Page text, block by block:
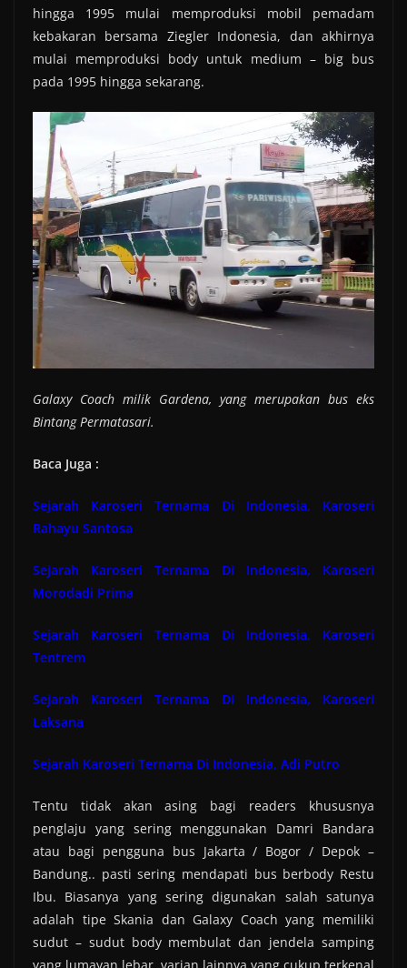
hingga 1995 mulai memproduksi mobil pemadam
kebakaran bersama Ziegler Indonesia, dan akhirnya
mulai memproduksi body untuk medium – big bus
pada 1995 hingga sekarang.
Galaxy Coach milik Gardena, yang merupakan bus eks
Bintang Permatasari.
Baca Juga :
Sejarah Karoseri Ternama Di Indonesia, Karoseri
Rahayu Santosa
Sejarah Karoseri Ternama Di Indonesia, Karoseri
Morodadi Prima
Sejarah Karoseri Ternama Di Indonesia, Karoseri
Tentrem
Sejarah Karoseri Ternama Di Indonesia, Karoseri
Laksana
Sejarah Karoseri Ternama Di Indonesia, Adi Putro
Tentu tidak akan asing bagi readers khususnya
penglaju yang sering menggunakan Damri Bandara
atau bagi pengguna bus Jakarta / Bogor / Depok –
Bandung.. pasti sering mendapati bus berbody Restu
Ibu. Biasanya yang sering digunakan salah satunya
adalah tipe Skania dan Galaxy Coach yang memiliki
sudut – sudut body membulat dan jendela samping